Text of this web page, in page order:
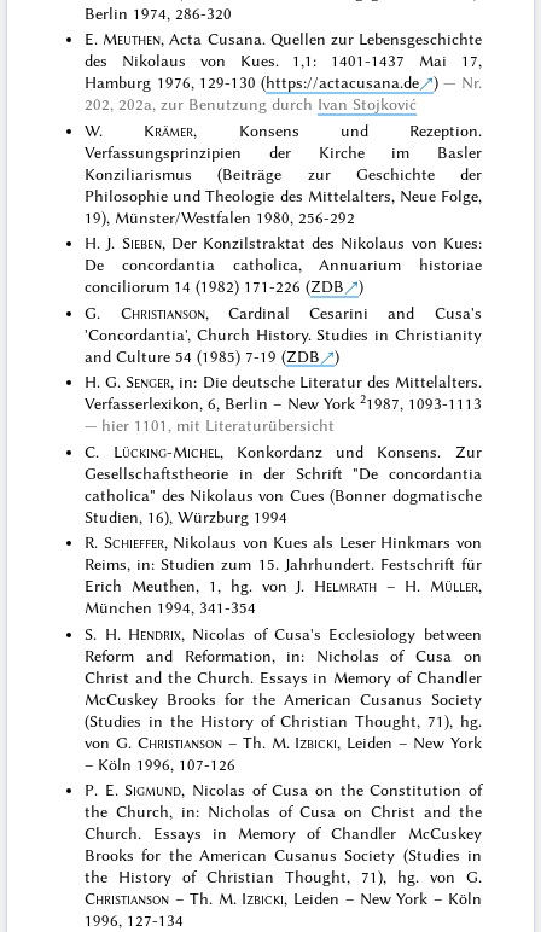
Berlin 1974, 286-320
E. Meuthen, Acta Cusana. Quellen zur Lebensgeschichte
des Nikolaus von Kues. 1,1: 1401-1437 Mai 17,
Hamburg 1976, 129-130 (https://actacusana.de )
Nr.
202, 202a, zur Benutzung durch Ivan Stojković
W. Krämer, Konsens und Rezeption.
Verfassungsprinzipien der Kirche im Basler
Konziliarismus (Beiträge zur Geschichte der
Philosophie und Theologie des Mittelalters, Neue Folge,
19), Münster/Westfalen 1980, 256-292
H. J. Sieben, Der Konzilstraktat des Nikolaus von Kues:
De concordantia catholica, Annuarium historiae
conciliorum 14 (1982) 171-226 (ZDB
)
G. Christianson, Cardinal Cesarini and Cusa's
'Concordantia', Church History. Studies in Christianity
and Culture 54 (1985) 7-19 (ZDB
)
H. G.Senger, in: Die deutsche Literatur des Mittelalters.
Verfasserlexikon, 6, Berlin – New York 21987, 1093-1113
hier 1101, mit Literaturübersicht
C. Lücking-Michel , Konkordanz und Konsens. Zur
Gesellschaftstheorie in der Schrift "De concordantia
catholica" des Nikolaus von Cues (Bonner dogmatische
Studien, 16), Würzburg 1994
R. Schieffer, Nikolaus von Kues als Leser Hinkmars von
Reims, in: Studien zum 15. Jahrhundert. Festschrift für
Erich Meuthen, 1, hg. von J. Helmrath – H. Müller,
München 1994, 341-354
S. H. Hendrix, Nicolas of Cusa's Ecclesiology between
Reform and Reformation, in: Nicholas of Cusa on
Christ and the Church. Essays in Memory of Chandler
McCuskey Brooks for the American Cusanus Society
(Studies in the History of Christian Thought, 71), hg.
von G. Christianson– Th. M. Izbicki, Leiden – New York
– Köln 1996, 107-126
P. E.Sigmund, Nicolas of Cusa on the Constitution of
the Church, in: Nicholas of Cusa on Christ and the
Church. Essays in Memory of Chandler McCuskey
Brooks for the American Cusanus Society (Studies in
the History of Christian Thought, 71), hg. von G.
Christianson – Th. M. Izbicki, Leiden – New York – Köln
1996, 127-134